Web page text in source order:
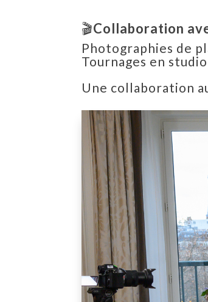
🎬Collaboration
Photographies de
Tournages en
Une collaboration